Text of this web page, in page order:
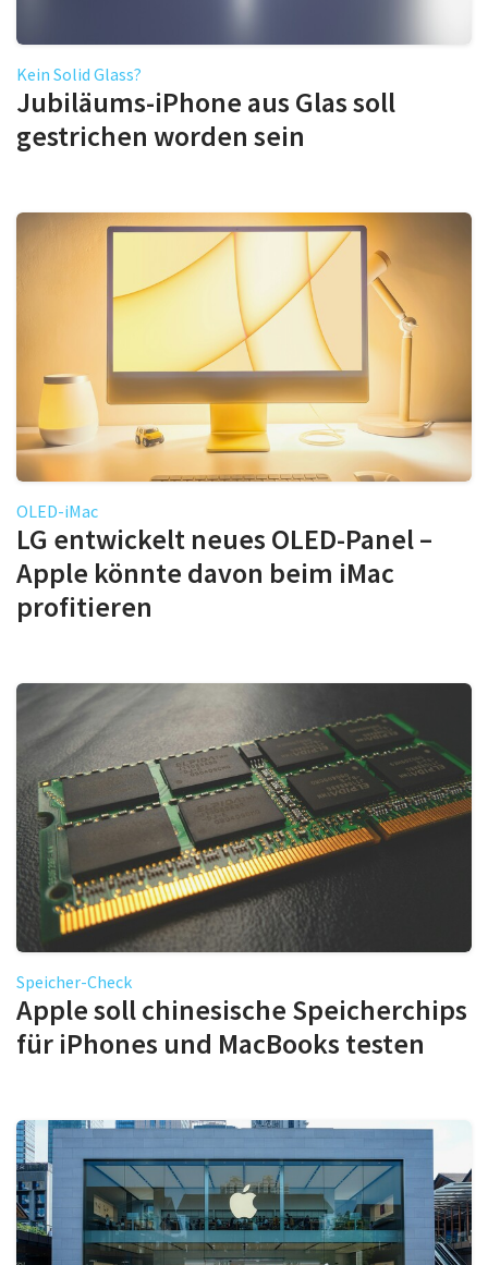
Kein Solid Glass?
Jubiläums-iPhone aus Glas soll
gestrichen worden sein
OLED-iMac
LG entwickelt neues OLED-Panel –
Apple könnte davon beim iMac
profitieren
Speicher-Check
Apple soll chinesische Speicherchips
für iPhones und MacBooks testen